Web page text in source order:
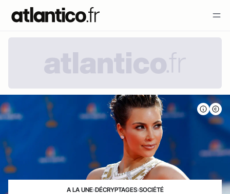
A LA UNE›DÉCRYPTAGES›SOCIÉTÉ